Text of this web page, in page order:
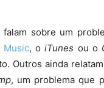
sobre um
Music, oiTunes ou o
Outros ainda
, um problema que